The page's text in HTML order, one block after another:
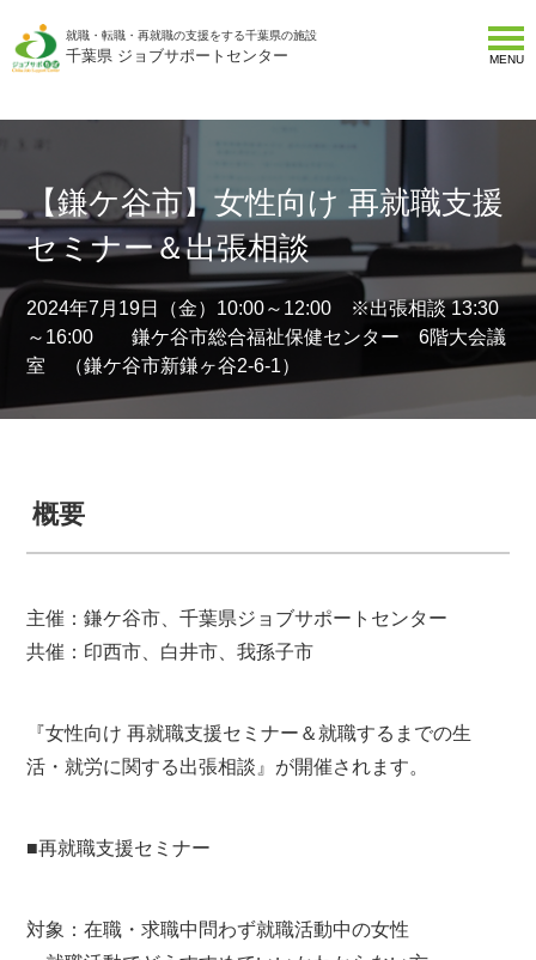
就職・転職・再就職の支援をする千葉県の施設
千葉県 ジョブサポートセンター MENU
【鎌ケ谷市】女性向け 再就職支援
セミナー＆出張相談
2024年7月19日（金）10:00～12:00 ※出張相談 13:30
～16:00 鎌ケ谷市総合福祉保健センター 6階大会議
室 （鎌ケ谷市新鎌ヶ谷2-6-1）
概要
主催：鎌ケ谷市、千葉県ジョブサポートセンター
共催：印西市、白井市、我孫子市
『女性向け 再就職支援セミナー＆就職するまでの生
活・就労に関する出張相談』が開催されます。
■再就職支援セミナー
対象：在職・求職中問わず就職活動中の女性